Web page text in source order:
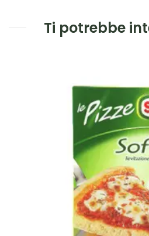
Ti potrebbe